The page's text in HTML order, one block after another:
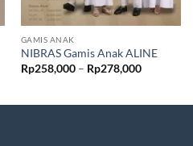
GAMIS ANAK
NIBRAS Gamis Anak ALINE
Rp258,000 – Rp278,000Rentang